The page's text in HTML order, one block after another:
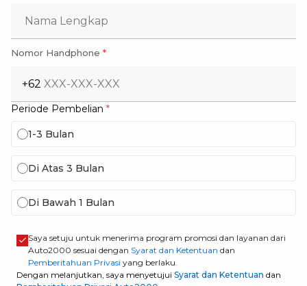
Nomor Handphone *
+62
Periode Pembelian *
1-3 Bulan
Di Atas 3 Bulan
Di Bawah 1 Bulan
Saya setuju untuk menerima program promosi dan layanan dari
Auto2000 sesuai dengan Syarat dan Ketentuan dan
Pemberitahuan Privasi yang berlaku.
Dengan melanjutkan, saya menyetujui Syarat dan Ketentuan dan